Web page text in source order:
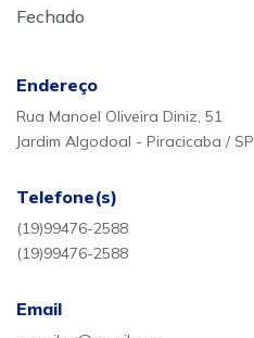
Fechado
Endereço
Rua Manoel Oliveira Diniz, 51
Jardim Algodoal - Piracicaba / SP
Telefone(s)
(19)99476-2588
(19)99476-2588
Email